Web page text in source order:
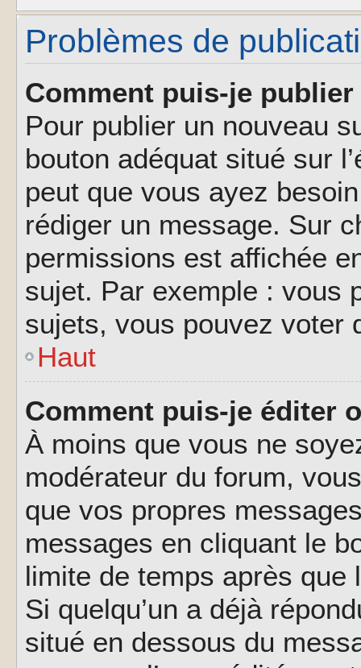
Problèmes de
Comment puis-je
Pour publier un nouveau
bouton adéquat situé sur
peut que vous ayez
rédiger un message. Sur
permissions est affichée
sujet. Par exemple : vous
sujets, vous pouvez voter
Haut
Comment puis-je éditer
À moins que vous ne
modérateur du forum,
que vos propres
messages en cliquant le
limite de temps après
Si quelqu’un a déjà
situé en dessous du